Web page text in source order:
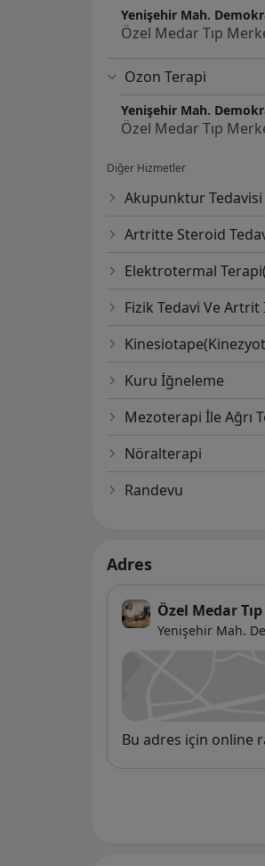
Yenişehir Mah.
Özel Medar Tıp
Ozon Terapi
Yenişehir Mah.
Özel Medar Tıp
Diğer Hizmetler
Akupunktur Tedavisi
Artritte Steroid
Elektrotermal
Fizik Tedavi Ve
Kuru İğneleme
Mezoterapi İle Ağrı
Nöralterapi
Randevu
Adres
Özel Medar
Yenişehir Mah.
Uygunluk
Bu adres için online